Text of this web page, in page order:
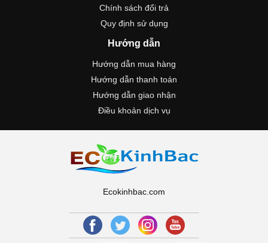
Chính sách đổi trả
Quy định sử dụng
Hướng dẫn
Hướng dẫn mua hàng
Hướng dẫn thanh toán
Hướng dẫn giao nhận
Điều khoản dịch vụ
Ecokinhbac.com